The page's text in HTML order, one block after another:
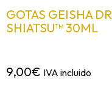
GOTAS GEISHA
SHIATSU™ 30ML
9,00€ IVA incluido